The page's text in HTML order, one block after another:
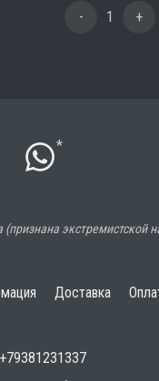
- 1 +
*
экстремистской
Доставка
+79381231337